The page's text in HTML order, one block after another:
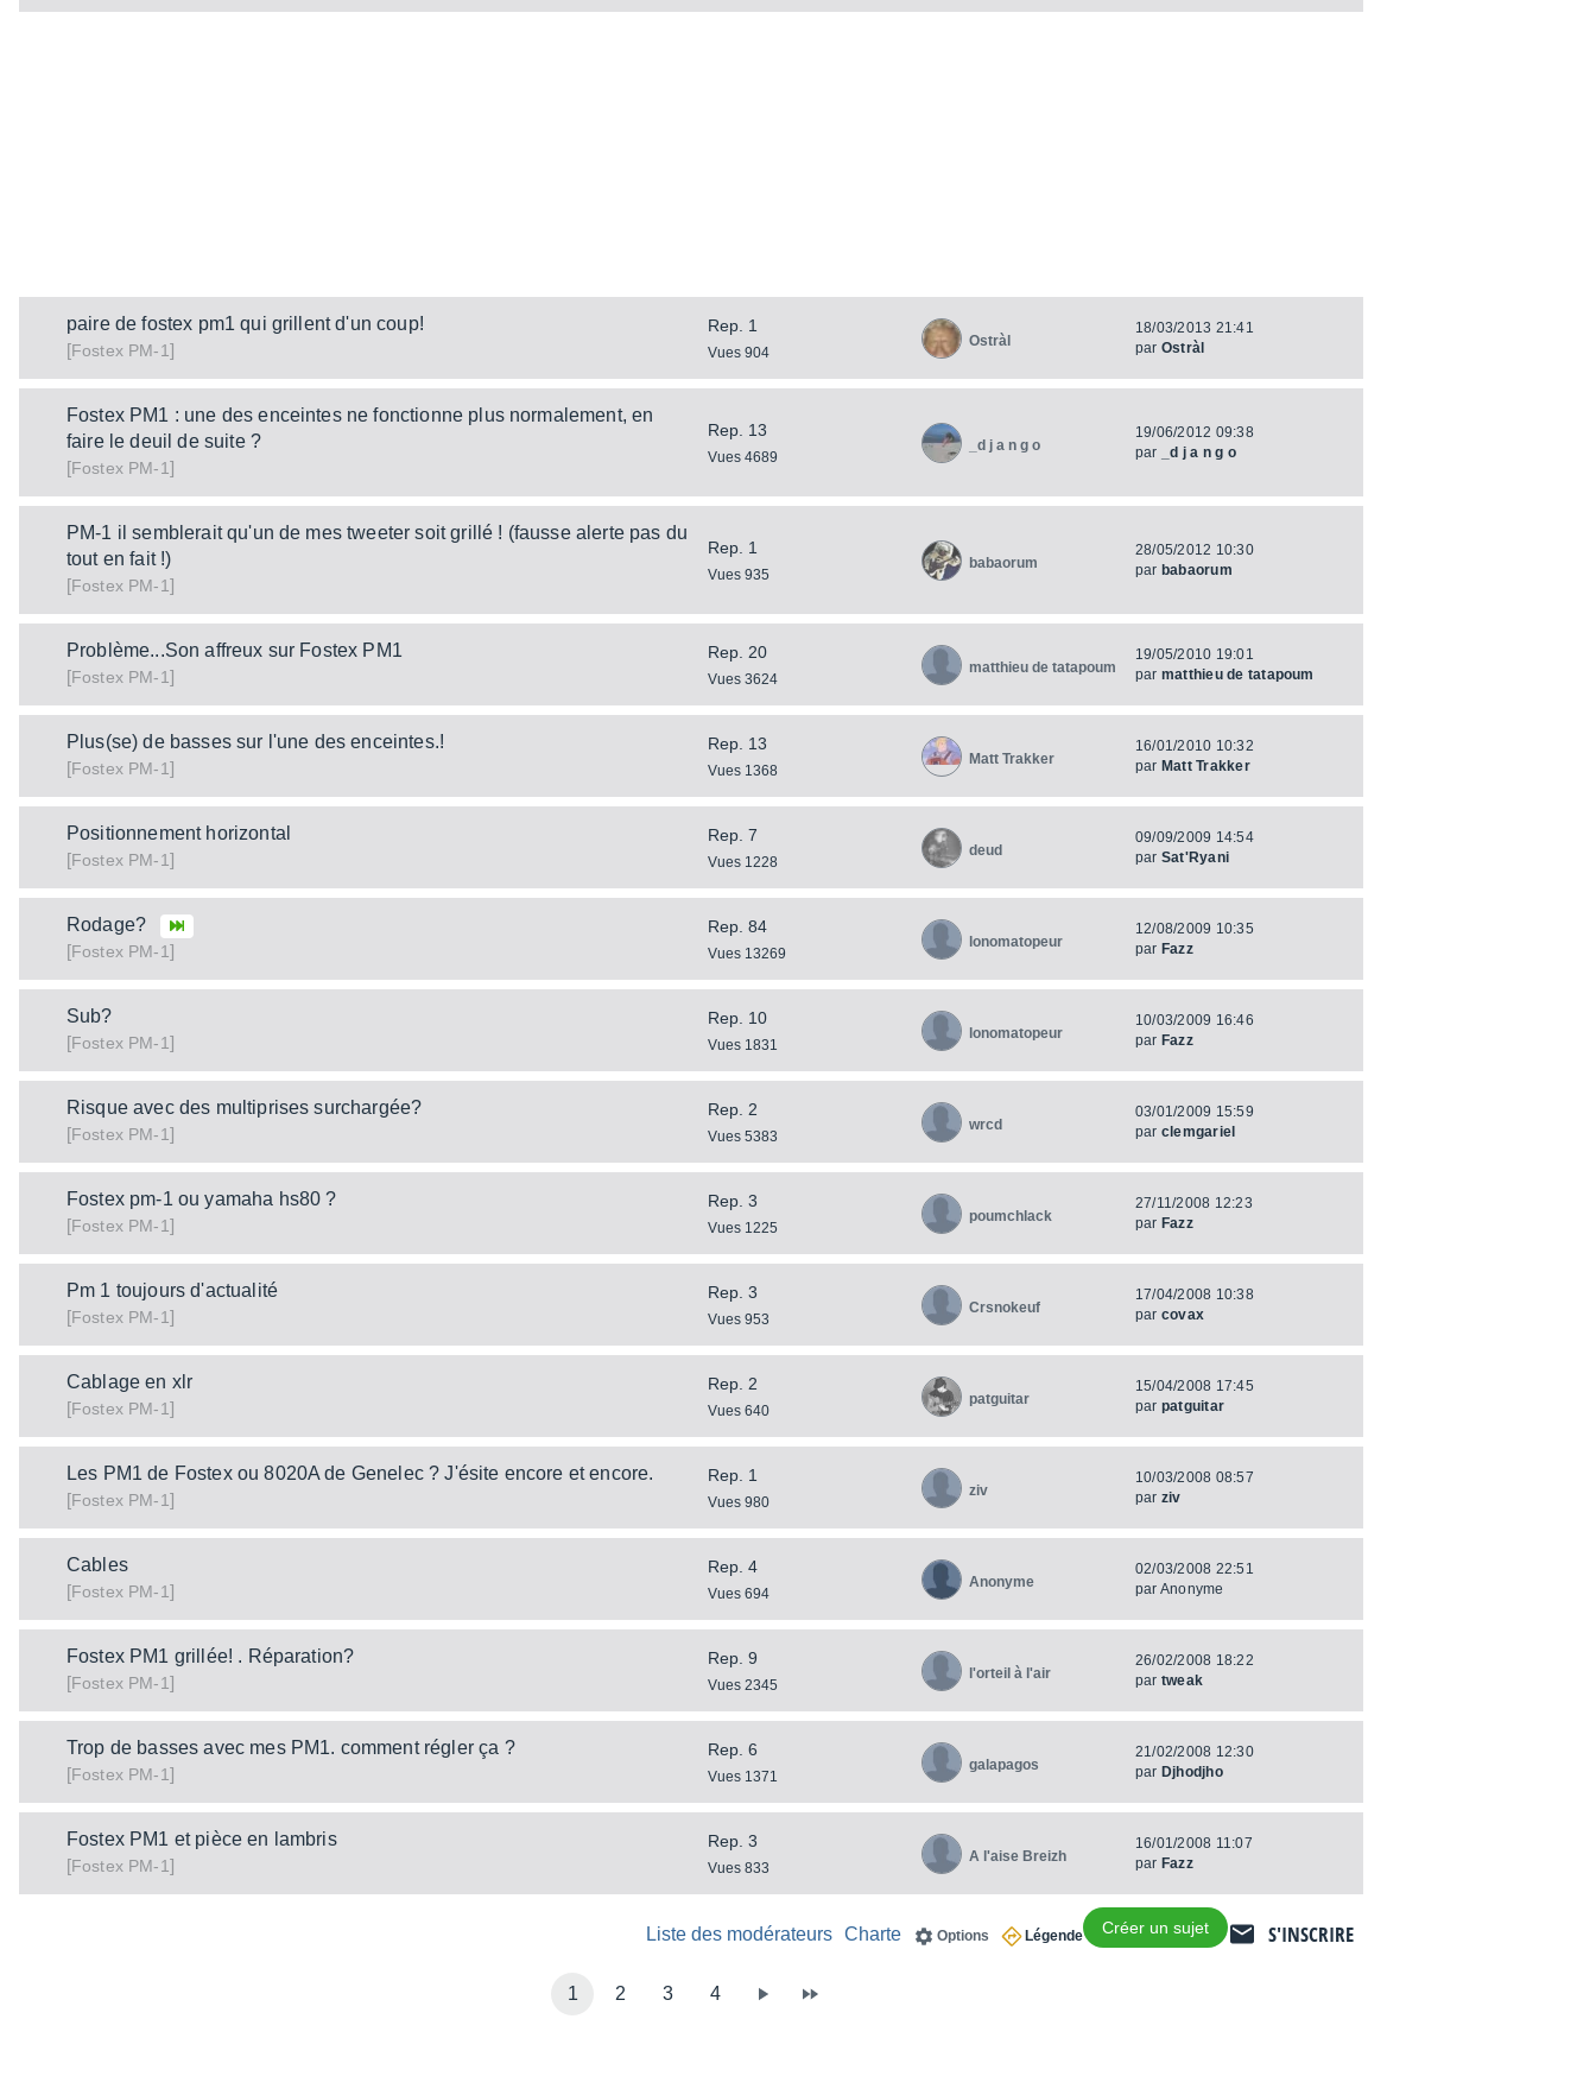
paire de fostex pm1 qui grillent d'un coup!
[FostexPM-1]
Rep. 1
Vues 904
Ostràl
18/03/2013 21:41
par Ostràl
Fostex PM1 : une des enceintes ne fonctionne plus normalement, en
faire le deuil de suite ?
[FostexPM-1]
Rep. 13
Vues 4689
_d j a n g o
19/06/2012 09:38
par
_d j a n g o
PM-1 il semblerait qu'un de mes tweeter soit grillé ! (fausse alerte pas du
tout en fait !)
[FostexPM-1]
Rep. 1
Vues 935
babaorum
28/05/2012 10:30
par babaorum
Problème...Son affreux sur Fostex PM1
[FostexPM-1]
Rep. 20
Vues 3624
matthieu de tatapoum
19/05/2010 19:01
par matthieu de tatapoum
Plus(se) de basses sur l'une des enceintes.!
[FostexPM-1]
Rep. 13
Vues 1368
Matt Trakker
16/01/2010 10:32
par Matt Trakker
Positionnement horizontal
[FostexPM-1]
Rep. 7
Vues 1228
deud
09/09/2009 14:54
par Sat'Ryani
Rodage?
[FostexPM-1]
Rep. 84
Vues 13269
lonomatopeur
12/08/2009 10:35
par Fazz
Sub?
[FostexPM-1]
Rep. 10
Vues 1831
lonomatopeur
10/03/2009 16:46
par Fazz
Risque avec des multiprises surchargée?
[FostexPM-1]
Rep. 2
Vues 5383
wrcd
03/01/2009 15:59
par clemgariel
Fostex pm-1 ou yamaha hs80 ?
[FostexPM-1]
Rep. 3
Vues 1225
poumchlack
27/11/2008 12:23
par Fazz
Pm 1 toujours d'actualité
[FostexPM-1]
Rep. 3
Vues 953
Crsnokeuf
17/04/2008 10:38
par covax
Cablage en xlr
[FostexPM-1]
Rep. 2
Vues 640
patguitar
15/04/2008 17:45
par patguitar
Les PM1 de Fostex ou 8020A de Genelec ? J'ésite encore et encore.
[FostexPM-1]
Rep. 1
Vues 980
ziv
10/03/2008 08:57
par ziv
Cables
[FostexPM-1]
Rep. 4
Vues 694
Anonyme
02/03/2008 22:51
par Anonyme
Fostex PM1 grillée! . Réparation?
[FostexPM-1]
Rep. 9
Vues 2345
l'orteil à l'air
26/02/2008 18:22
par tweak
Trop de basses avec mes PM1. comment régler ça ?
[FostexPM-1]
Rep. 6
Vues 1371
galapagos
21/02/2008 12:30
par Djhodjho
Fostex PM1 et pièce en lambris
[FostexPM-1]
Rep. 3
Vues 833
A l'aise Breizh
16/01/2008 11:07
par Fazz
S'INSCRIRE
Créer un sujet
Légende
Options
Charte
Liste des modérateurs
1 2 3 4